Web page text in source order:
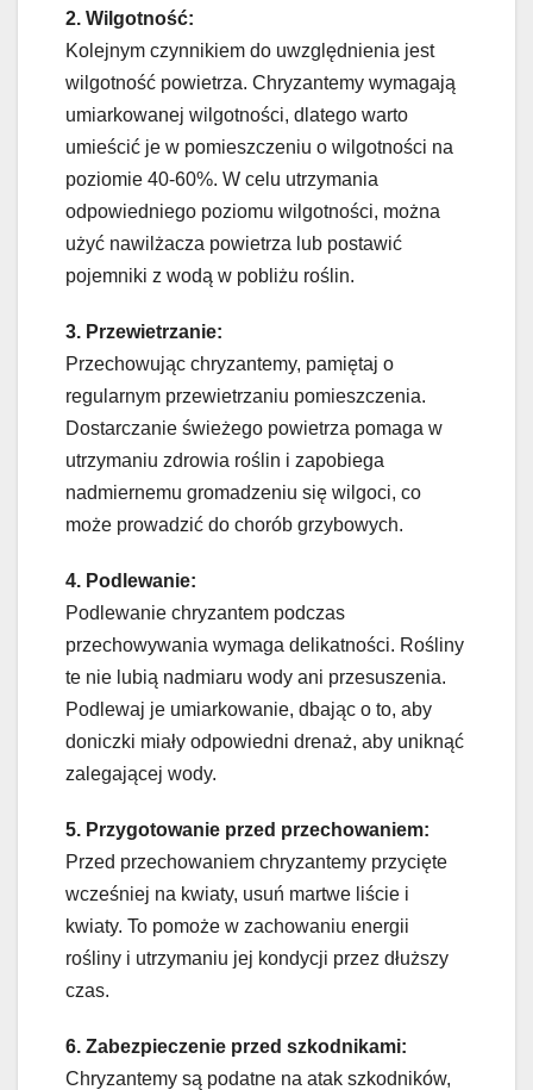
2. Wilgotność:
Kolejnym czynnikiem do uwzględnienia jest
wilgotność powietrza. Chryzantemy wymagają
umiarkowanej wilgotności, dlatego warto
umieścić je w pomieszczeniu o wilgotności na
poziomie 40-60%. W celu utrzymania
odpowiedniego poziomu wilgotności, można
użyć nawilżacza powietrza lub postawić
pojemniki z wodą w pobliżu roślin.
3. Przewietrzanie:
Przechowując chryzantemy, pamiętaj o
regularnym przewietrzaniu pomieszczenia.
Dostarczanie świeżego powietrza pomaga w
utrzymaniu zdrowia roślin i zapobiega
nadmiernemu gromadzeniu się wilgoci, co
może prowadzić do chorób grzybowych.
4. Podlewanie:
Podlewanie chryzantem podczas
przechowywania wymaga delikatności. Rośliny
te nie lubią nadmiaru wody ani przesuszenia.
Podlewaj je umiarkowanie, dbając o to, aby
doniczki miały odpowiedni drenaż, aby uniknąć
zalegającej wody.
5. Przygotowanie przed przechowaniem:
Przed przechowaniem chryzantemy przycięte
wcześniej na kwiaty, usuń martwe liście i
kwiaty. To pomoże w zachowaniu energii
rośliny i utrzymaniu jej kondycji przez dłuższy
czas.
6. Zabezpieczenie przed szkodnikami:
Chryzantemy są podatne na atak szkodników,